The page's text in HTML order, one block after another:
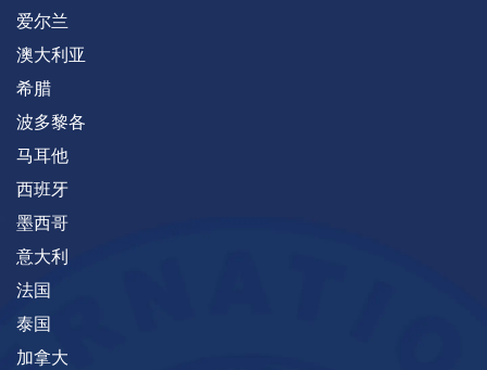
爱尔兰
澳大利亚
希腊
波多黎各
马耳他
西班牙
墨西哥
意大利
法国
泰国
加拿大